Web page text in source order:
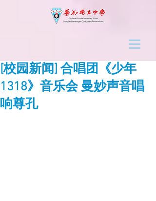
[校园新闻] 合唱团《少年
1318》音乐会 曼妙声音唱
响尊孔